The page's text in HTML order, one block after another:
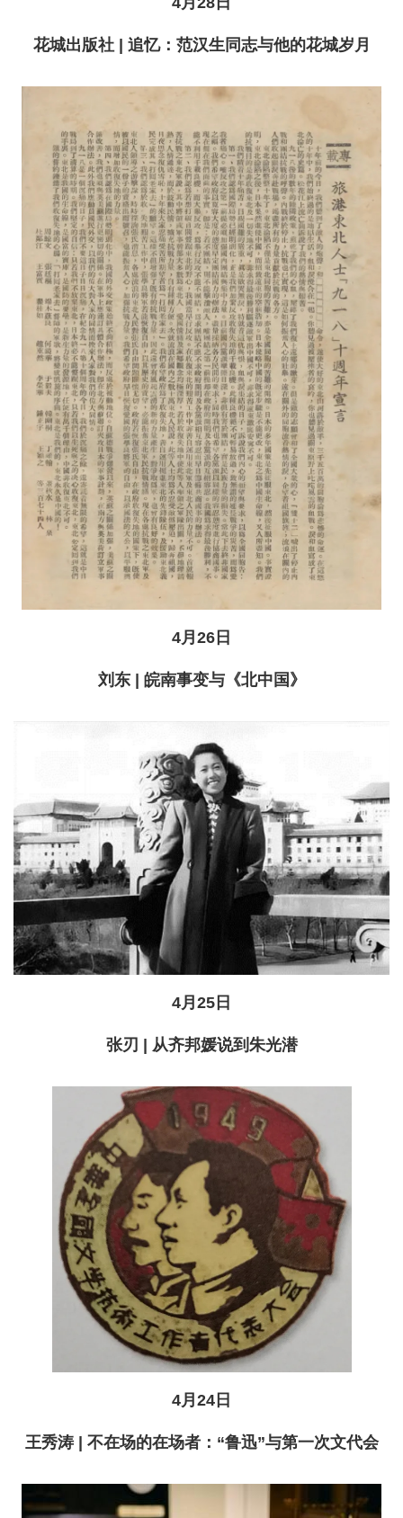
花城出版社 | 追忆：范汉生同志与他的花城岁月
4月26日
刘东 | 皖南事变与《北中国》
4月25日
张刃 | 从齐邦媛说到朱光潜
4月24日
王秀涛 | 不在场的在场者：“鲁迅”与第一次文代会